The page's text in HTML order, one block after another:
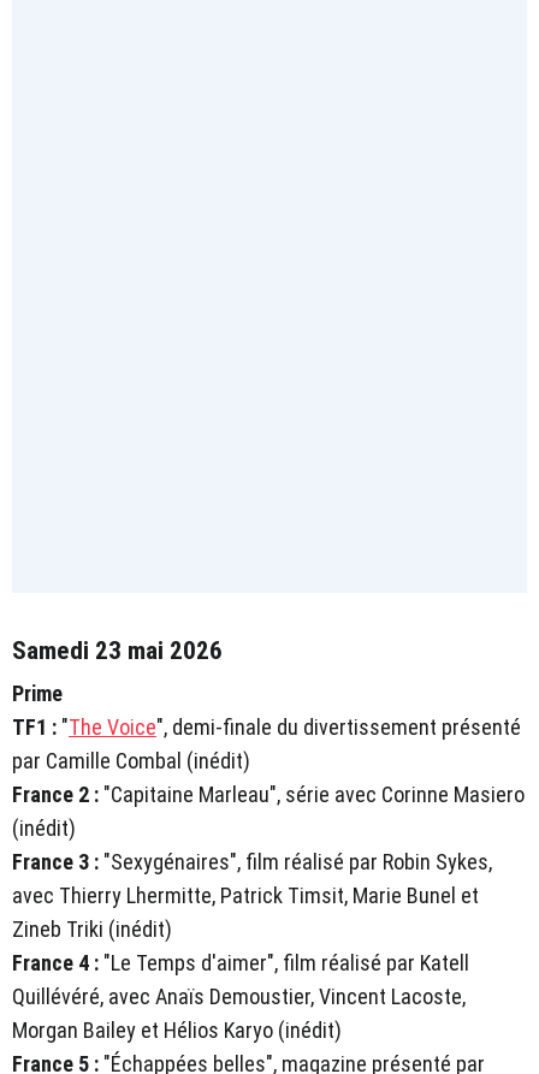
Samedi 23 mai 2026
Prime
TF1 : "The Voice", demi-finale du divertissement présenté
par Camille Combal (inédit)
France 2 : "Capitaine Marleau", série avec Corinne Masiero
(inédit)
France 3 : "Sexygénaires", film réalisé par Robin Sykes,
avec Thierry Lhermitte, Patrick Timsit, Marie Bunel et
Zineb Triki (inédit)
France 4 : "Le Temps d'aimer", film réalisé par Katell
Quillévéré, avec Anaïs Demoustier, Vincent Lacoste,
Morgan Bailey et Hélios Karyo (inédit)
France 5 : "Échappées belles", magazine présenté par